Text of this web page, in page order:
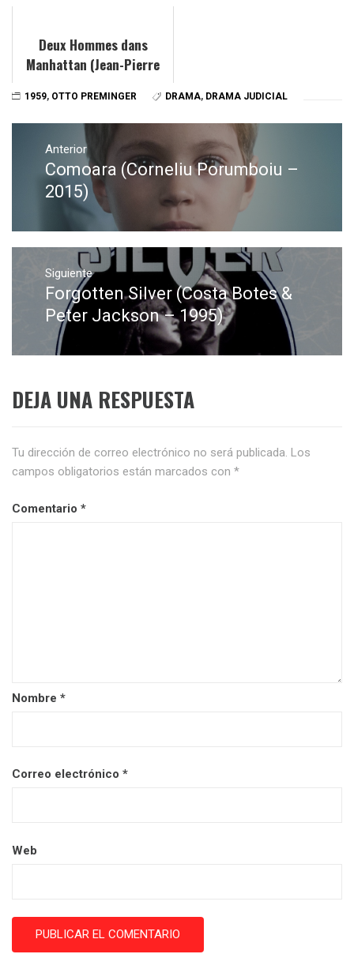
Deux Hommes dans
Manhattan (Jean-Pierre
1959, OTTO PREMINGER DRAMA, DRAMA JUDICIAL
Navegación
entradas
Anterior
Entrada
anterior:
Comoara (Corneliu Porumboiu –
2015)
Siguiente
Entrada
siguiente:
Forgotten Silver (Costa Botes &
Peter Jackson – 1995)
DEJA UNA RESPUESTA
Tu dirección de correo electrónico no será publicada. Los
campos obligatorios están marcados con *
Comentario *
Nombre *
Correo electrónico *
Web